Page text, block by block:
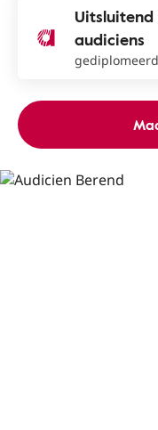
audiciens